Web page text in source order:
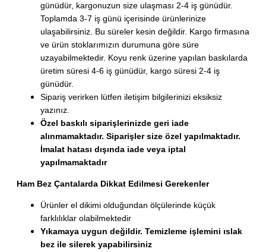
günüdür, kargonuzun size ulaşması 2-4 iş günüdür.
Toplamda 3-7 iş günü içerisinde ürünlerinize
ulaşabilirsiniz. Bu süreler kesin değildir. Kargo firmasına
ve ürün stoklarımızın durumuna göre süre
uzayabilmektedir. Koyu renk üzerine yapılan baskılarda
üretim süresi 4-6 iş günüdür, kargo süresi 2-4 iş
günüdür.
Sipariş verirken lütfen iletişim bilgilerinizi eksiksiz
yazınız.
Özel baskılı siparişlerinizde geri iade
alınmamaktadır. Siparişler size özel yapılmaktadır.
İmalat hatası dışında iade veya iptal
yapılmamaktadır
Ham Bez Çantalarda Dikkat Edilmesi Gerekenler
Ürünler el dikimi olduğundan ölçülerinde küçük
farklılıklar olabilmektedir
Yıkamaya uygun değildir. Temizleme işlemini ıslak
bez ile silerek yapabilirsiniz